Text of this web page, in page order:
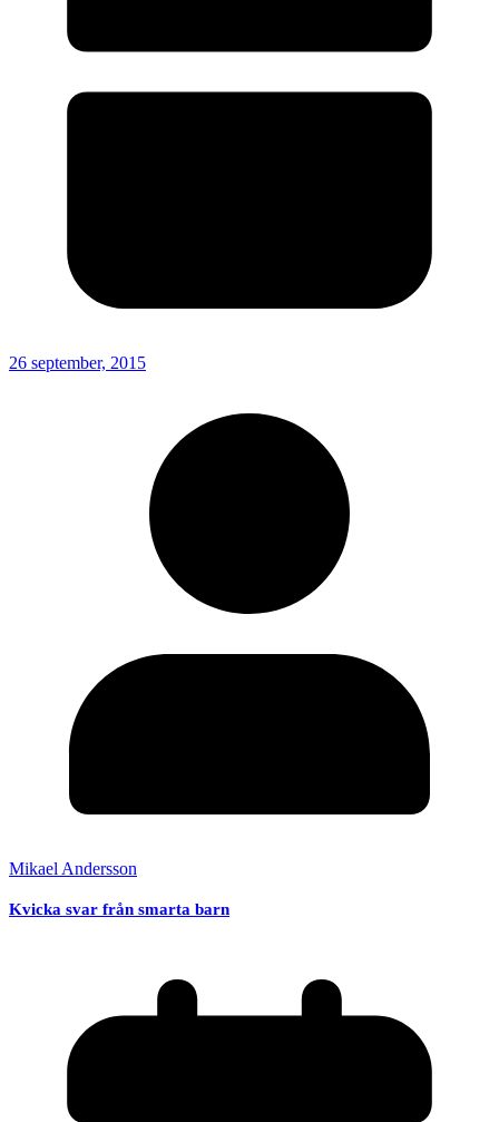
26 september, 2015
Mikael Andersson
Kvicka svar från smarta barn